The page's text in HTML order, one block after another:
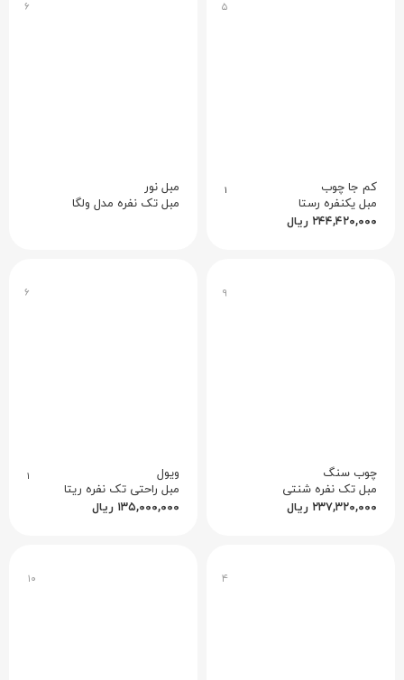
۵
کم جا چوب ۱
مبل یکنفره رستا
۲۴۴,۴۲۰,۰۰۰ ریال
۶
مبل نور
مبل تک نفره مدل ولگا
۹
چوب سنگ
مبل تک نفره شنتی
۲۳۷,۳۲۰,۰۰۰ ریال
۶
ویول ۱
مبل راحتی تک نفره ریتا
۱۳۵,۰۰۰,۰۰۰ ریال
۴ ۱۰